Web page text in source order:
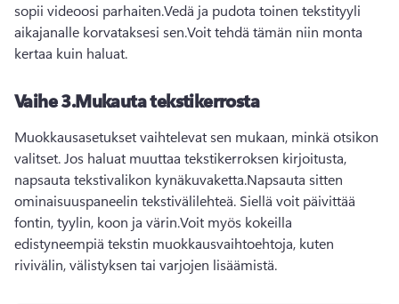
sopii videoosi parhaiten.Vedä ja pudota toinen tekstityyli
aikajanalle korvataksesi sen.Voit tehdä tämän niin monta
kertaa kuin haluat.
Vaihe 3.Mukauta tekstikerrosta
Muokkausasetukset vaihtelevat sen mukaan, minkä otsikon
valitset. Jos haluat muuttaa tekstikerroksen kirjoitusta,
napsauta tekstivalikon kynäkuvaketta.Napsauta sitten
ominaisuuspaneelin tekstivälilehteä. Siellä voit päivittää
fontin, tyylin, koon ja värin.Voit myös kokeilla
edistyneempiä tekstin muokkausvaihtoehtoja, kuten
rivivälin, välistyksen tai varjojen lisäämistä.